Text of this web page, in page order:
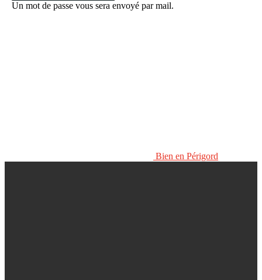
Un mot de passe vous sera envoyé par mail.
Bien en Périgord